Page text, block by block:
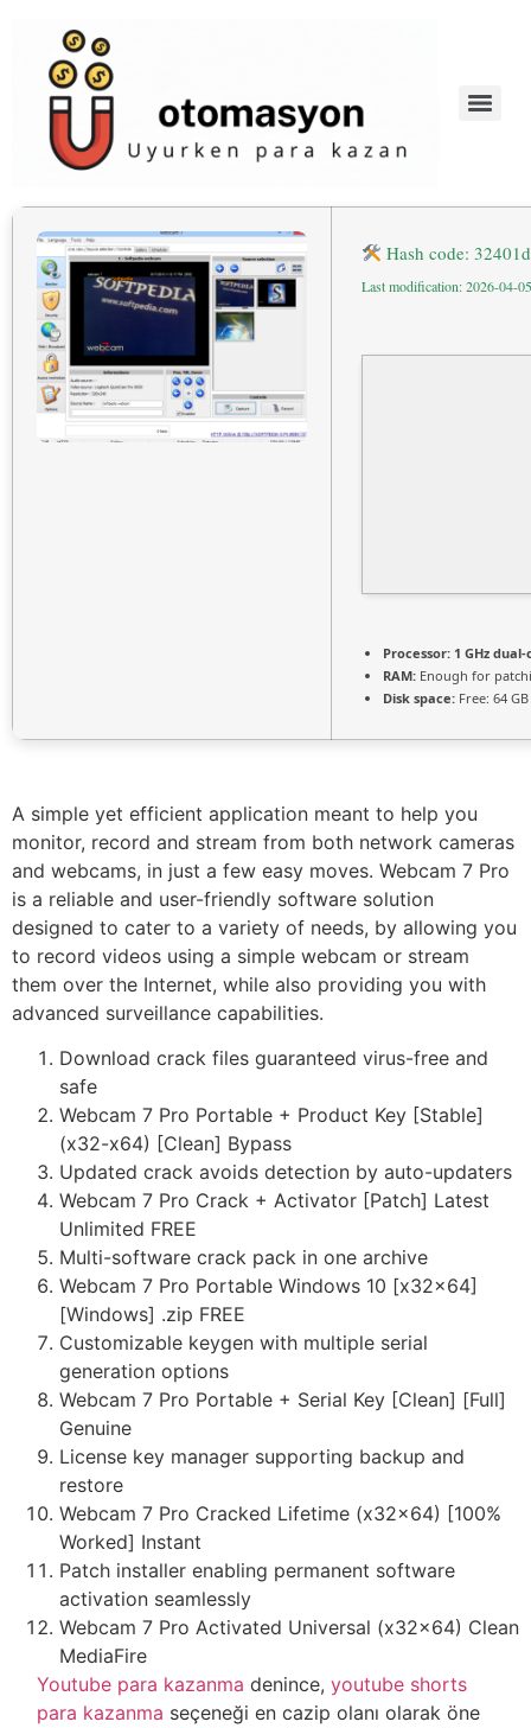
Hash code:
Last modification: 2026-04-05
Processor: 1 GHz
RAM: Enough for
Disk space: Free: 64 GB
A simple yet efficient application meant to help you
monitor, record and stream from both network cameras
and webcams, in just a few easy moves. Webcam 7 Pro
is a reliable and user-friendly software solution
designed to cater to a variety of needs, by allowing you
to record videos using a simple webcam or stream
them over the Internet, while also providing you with
advanced surveillance capabilities.
Download crack files guaranteed virus-free and
safe
Webcam 7 Pro Portable + Product Key [Stable]
(x32-x64) [Clean] Bypass
Updated crack avoids detection by auto-updaters
Webcam 7 Pro Crack + Activator [Patch] Latest
Unlimited FREE
Multi-software crack pack in one archive
Webcam 7 Pro Portable Windows 10 [x32x64]
[Windows] .zip FREE
Customizable keygen with multiple serial
generation options
Webcam 7 Pro Portable + Serial Key [Clean] [Full]
Genuine
License key manager supporting backup and
restore
Webcam 7 Pro Cracked Lifetime (x32x64) [100%
Worked] Instant
Patch installer enabling permanent software
activation seamlessly
Webcam 7 Pro Activated Universal (x32x64) Clean
MediaFire
Youtube para kazanma denince,youtube shorts
para kazanma seçeneği en cazip olanı olarak öne